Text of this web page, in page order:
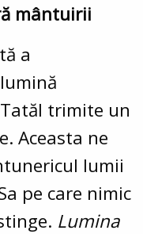
mântuirii
a
trimite un
Aceasta ne
lumii
pe care nimic
Lumina